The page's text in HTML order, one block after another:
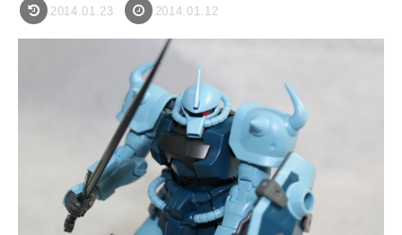
2014.01.23 2014.01.12